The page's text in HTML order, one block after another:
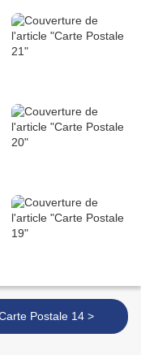
Carte Postale 14 >